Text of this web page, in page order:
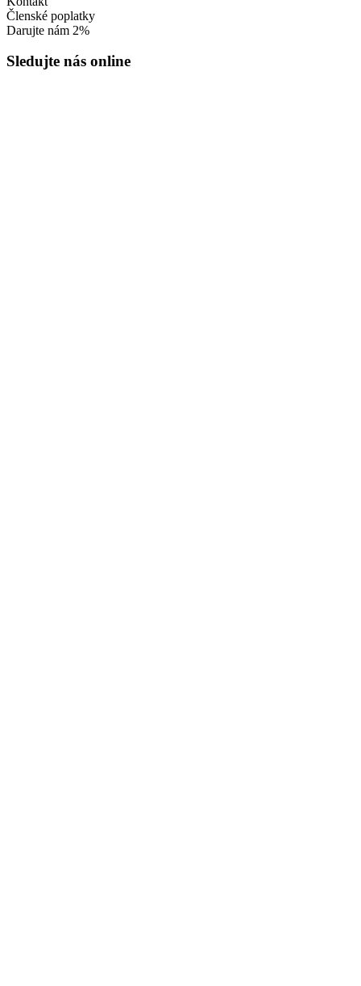
Členské poplatky
Darujte nám 2%
Sledujte nás online